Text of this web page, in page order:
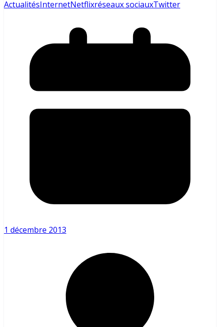
ActualitésInternetNetflixréseaux sociauxTwitter
1 décembre 2013